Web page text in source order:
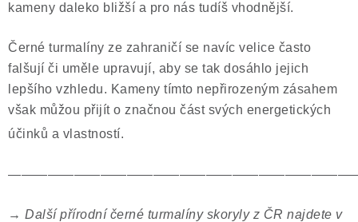
kameny daleko bližší a pro nás tudíš vhodnější.
Černé turmalíny ze zahraničí se navíc velice často
falšují či uměle upravují, aby se tak dosáhlo jejich
lepšího vzhledu. Kameny tímto nepřirozeným zásahem
však můžou přijít o značnou část svých energetických
účinků a vlastností.
→ Další přírodní černé turmalíny skoryly z ČR najdete v